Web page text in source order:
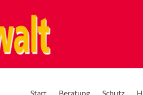
Start Beratung Schutz